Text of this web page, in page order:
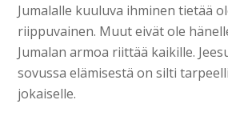
Jumalalle kuuluva ihminen tietää
riippuvainen. Muut eivät ole
Jumalan armoa riittää kaikille.
sovussa elämisestä on silti
jokaiselle.